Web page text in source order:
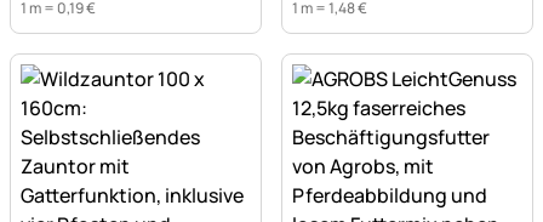
1 m = 0,19€ 1 m =1,48€